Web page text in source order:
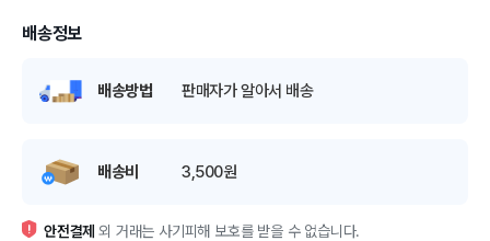
배송정보
배송방법 판매자가 알아서 배송
배송비 3,500원
안전결제 외 거래는 사기피해 보호를 받을 수 없습니다.